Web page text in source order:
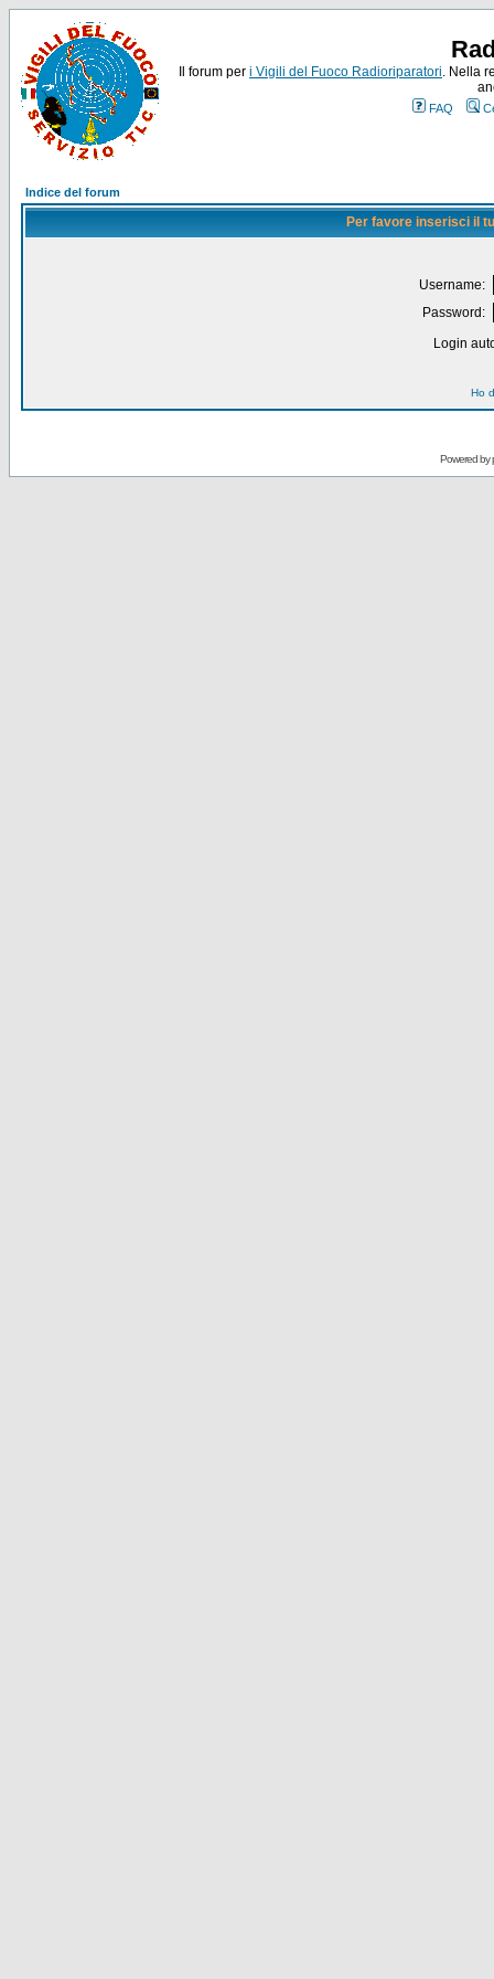
Il forum per i Vigili del Fuoco Radioriparatori. Nella
FAQ
Indice del forum
Per favore inserisci il
Username:
Password:
Login
Ho
Powered by